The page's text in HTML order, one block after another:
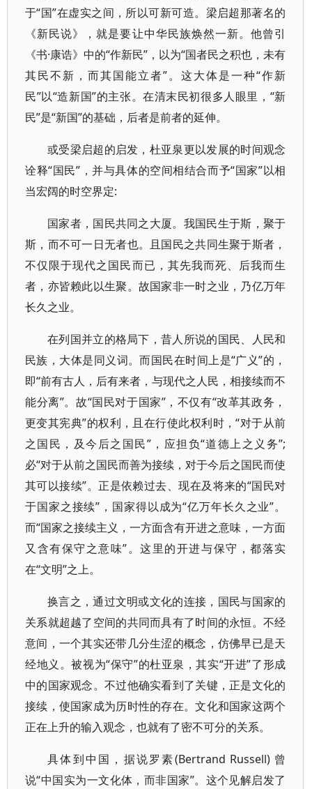
于“国”在虚实之间，所以可新可造。梁启超那著名的
《新民说》，就是要让中华民族焕然一新。他曾引
《书·康诰》中的“作新民”，以为“国者民之积也，未有
其民不新，而其国能立者”。这大体是一种“作新
民”以“造新国”的主张。在清末民初很多人眼里，“新
民”是“新国”的基础，后者是前者的延伸。
或受梁启超的启发，杜亚泉更以发展的时间观念
诠释“国民”，并与具体的空间相结合而予“国家”以相
当宏阔的时空界定:
国家者，国民共同之大厦。我国民生于斯，聚于
斯，而不可一日无者也。且国民之共同生聚于斯者，
不仅限于现代之国民而已，其先我而死、后我而生
者，亦皆赖此以生聚。故国家非一时之业，乃亿万年
长久之业。
在列国并立的格局下，昔人所说的国民、人民和
民族，大体是同义词。而国民在时间上是“广义”的，
即“前有古人，后有来者，与现代之人民，相接续而不
能分离”。故“国民对于国家”，不仅有“改革其政务，
更变其宪典”的权利，且在行使此权利时，“对于从前
之国民，及今后之国民”，应担负“道德上之义务”;
必“对于从前之国民而善为接续，对于今后之国民而使
其可以接续”。正是依赖过去、现在及将来的“国民对
于国家之接续”，国家得以成为“亿万年长久之业”。
而“国家之接续主义，一方面含有开进之意味，一方面
又含有保守之意味”。这里的开进与保守，都落实
在“文明”之上。
换言之，通过文明或文化的连接，国民与国家的
关系就超越了空间的共同而具有了时间的永恒。不经
意间，一个其实还带几分生涩的概念，仿佛早已是天
经地义。被视为“保守”的杜亚泉，其实“开进”了形成
中的国家观念。不过他确实看到了关键，正是文化的
接续，使国家成为历时性的存在。文化和国家这两个
正在上升的输入观念，也就有了密不可分的关系。
具体到中国，据说罗素(Bertrand Russell) 曾
说“中国实为一文化体，而非国家”。这个见解启发了